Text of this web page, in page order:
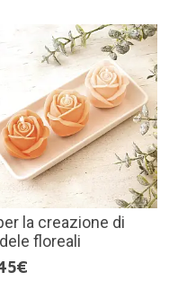
la creazione di
floreali